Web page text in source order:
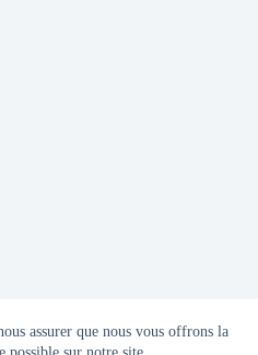
assurer que nous vous offrons la